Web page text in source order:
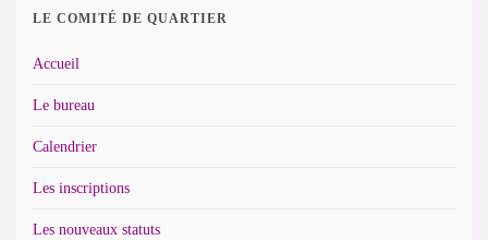
LE COMITÉ DE QUARTIER
Accueil
Le bureau
Calendrier
Les inscriptions
Les nouveaux statuts